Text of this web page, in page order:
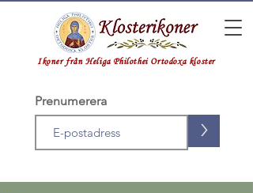
Ikoner från Heliga Philothei Ortodoxa kloster
Prenumerera
>